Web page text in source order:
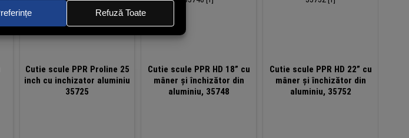
Cutie scule PPR Proline 25
inch cu inchizator aluminiu
35725
Cutie scule PPR HD 18” cu
mâner și închizător din
aluminiu, 35748
Cutie scule PPR HD 22” cu
mâner și închizător din
aluminiu, 35752